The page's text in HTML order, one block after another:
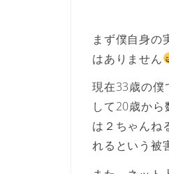
まず僕自身の
はありません
現在33歳の僕
して20歳から
は２ちゃんね
れるという被